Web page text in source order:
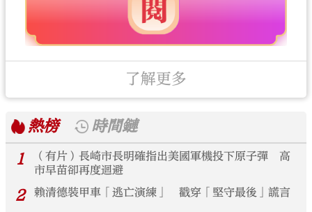
了解更多
熱榜
時間鏈
1
（有片）長崎市長明確指出美國軍機投下原子彈 高
市早苗卻再度迴避
2 賴清德裝甲車「逃亡演練」 戳穿「堅守最後」謊言